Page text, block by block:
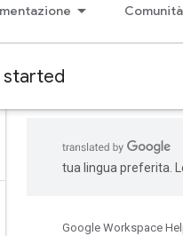
Comunità
started
tua lingua preferita.
Google Workspace